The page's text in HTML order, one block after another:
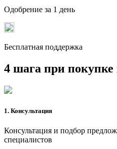
Одобрение за 1 день
Бесплатная поддержка
4 шага при
1. Консультация
Консультация и подбор
специалистов